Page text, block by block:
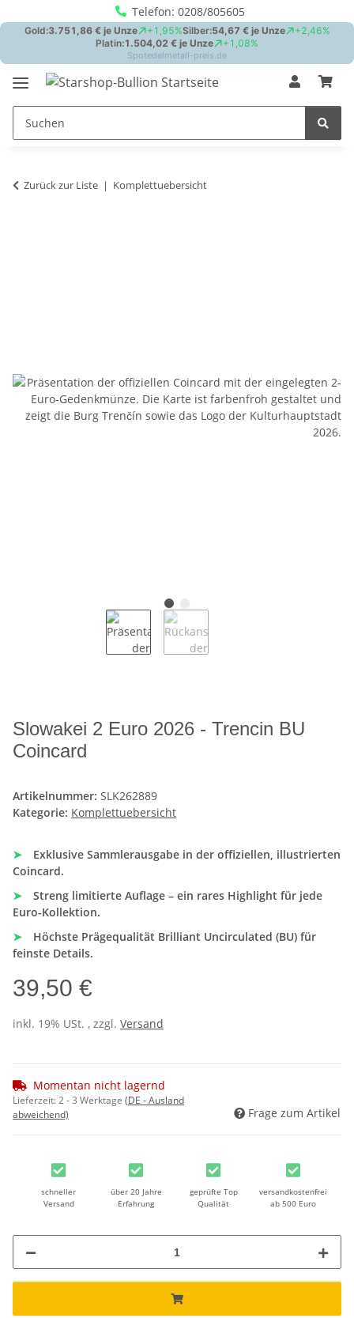
Telefon: 0208/805605
Zurück zur Liste Komplettuebersicht
Slowakei 2 Euro 2026 - Trencin BU
Coincard
Artikelnummer: SLK262889
Kategorie: Komplettuebersicht
➤
Exklusive Sammlerausgabe in der offiziellen, illustrierten
Coincard.
➤
Streng limitierte Auflage – ein rares Highlight für jede
Euro-Kollektion.
➤
Höchste Prägequalität Brilliant Uncirculated (BU) für
feinste Details.
39,50 €
inkl. 19% USt. , zzgl. Versand
Momentan nicht lagernd
Lieferzeit:2 - 3 Werktage (DE - Ausland
abweichend)
Frage zum Artikel
schneller
Versand
über 20 Jahre
Erfahrung
geprüfte Top
Qualität
versandkostenfrei
ab 500 Euro